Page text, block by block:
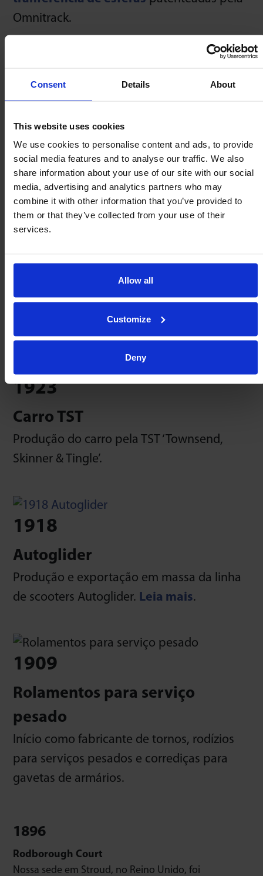
Consent Details About
This website uses cookies
We use cookies to personalise content and ads, to provide
social media features and to analyse our traffic. We also
share information about your use of our site with our social
media, advertising and analytics partners who may
combine it with other information that you’ve provided to
them or that they’ve collected from your use of their
services.
Allow all
Customize
Deny
Omnitrack.
1930
correia.
1928
Lançamento de rolos transportadores por
gravidade, Skatewheels e sistemas de
estantes dinâmicas.
1923
Carro TST
Produção do carro pela TST ‘Townsend,
Skinner & Tingle’.
1918
Autoglider
Produção e exportação em massa da linha
de scooters Autoglider. Leia mais.
1909
Rolamentos para serviço
pesado
Início como fabricante de tornos, rodízios
para serviços pesados e corrediças para
gavetas de armários.
1896
Rodborough Court
Nossa sede em Stroud, no Reino Unido, foi